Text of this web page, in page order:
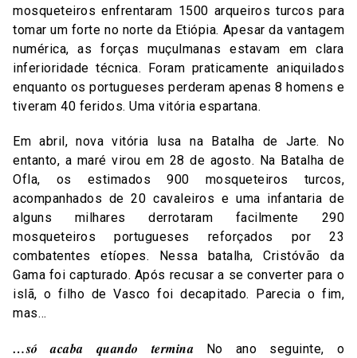
mosqueteiros enfrentaram 1500 arqueiros turcos para
tomar um forte no norte da Etiópia. Apesar da vantagem
numérica, as forças muçulmanas estavam em clara
inferioridade técnica. Foram praticamente aniquilados
enquanto os portugueses perderam apenas 8 homens e
tiveram 40 feridos. Uma vitória espartana.
Em abril, nova vitória lusa na Batalha de Jarte. No
entanto, a maré virou em 28 de agosto. Na Batalha de
Ofla, os estimados 900 mosqueteiros turcos,
acompanhados de 20 cavaleiros e uma infantaria de
alguns milhares derrotaram facilmente 290
mosqueteiros portugueses reforçados por 23
combatentes etíopes. Nessa batalha, Cristóvão da
Gama foi capturado. Após recusar a se converter para o
islã, o filho de Vasco foi decapitado. Parecia o fim,
mas…
…só acaba quando termina No ano seguinte, o